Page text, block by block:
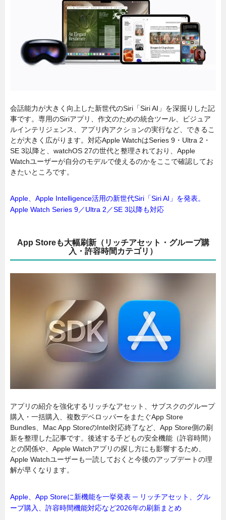
会話能力が大きく向上した新世代のSiri「Siri AI」を深掘りした記
事です。専用のSiriアプリ、作文のための統合ツール、ビジュア
ルインテリジェンス、アプリ内アクションの実行など、できるこ
とが大きく広がります。対応Apple WatchはSeries 9・Ultra 2・
SE 3以降と、watchOS 27の世代と整理されており、Apple
Watchユーザーが自分のモデルで使えるのかをここで確認してお
きたいところです。
Apple、Apple Intelligence活用の新世代Siri「Siri AI」を発表。
Apple Watch Series 9／Ultra 2／SE 3以降も対応
App Storeも大幅刷新（リッチアセット・グループ購
入・許容時間カテゴリ）
アプリの紹介を強化するリッチなアセット、サブスクのグループ
購入・一括購入、複数デベロッパーをまたぐApp Store
Bundles、Mac App StoreのIntel対応終了など、App Store側の刷
新を整理した記事です。後述する子どもの安全機能（許容時間）
との関係や、Apple Watchアプリの探し方にも影響するため、
Apple Watchユーザーも一読しておくと今後のアップデートの理
解が早くなります。
Apple、App Storeに新機能を一挙発表 ─ リッチアセット、グル
ープ購入、許容時間機能対応など2026年の刷新まとめ